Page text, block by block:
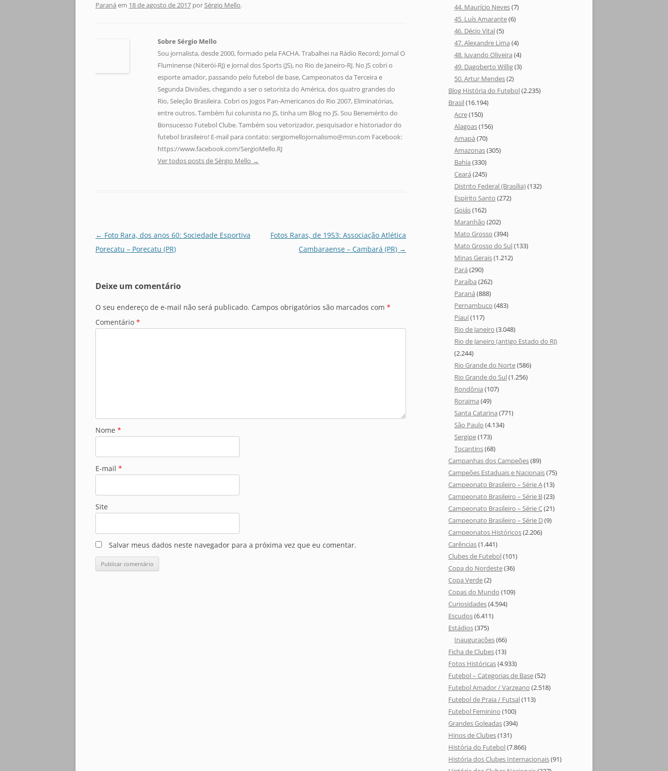
Paraná em 18 de agosto de 2017 porSérgio Mello.
Sobre Sérgio Mello
Sou jornalista, desde 2000, formado pela FACHA. Trabalhei na Rádio Record; Jornal O
Fluminense (Niterói-RJ) e Jornal dos Sports (JS), no Rio de Janeiro-RJ. No JS cobri o
esporte amador, passando pelo futebol de base, Campeonatos da Terceira e
Segunda Divisões, chegando a ser o setorista do América, dos quatro grandes do
Rio, Seleção Brasileira. Cobri os Jogos Pan-Americanos do Rio 2007, Eliminatórias,
entre outros. Também fui colunista no JS, tinha um Blog no JS. Sou Benemérito do
Bonsucesso Futebol Clube. Também sou vetorizador, pesquisador e historiador do
futebol brasileiro! E-mail para contato: sergiomellojornalismo@msn.com Facebook:
https://www.facebook.com/SergioMello.RJ
Ver todos posts de Sérgio Mello →
Navegação
de
← Foto Rara, dos anos 60: Sociedade Esportiva
Porecatu – Porecatu (PR)
Fotos Raras, de 1953: Associação Atlética
Cambaraense – Cambará (PR) →
Deixe um comentário
O seu endereço de e-mail não será publicado. Campos obrigatórios são marcados com *
Comentário *
Nome *
E-mail *
Site
Salvar meus dados neste navegador para a próxima vez que eu comentar.
44. Maurício Neves(7)
45. Luís Amarante(6)
46. Décio Vital(5)
47. Alexandre Lima (4)
48. Juvando Oliveira (4)
49. Dagoberto Willig(3)
50. Artur Mendes(2)
Blog História do Futebol(2.235)
Brasil(16.194)
Acre(150)
Alagoas(156)
Amapá (70)
Amazonas(305)
Bahia (330)
Ceará (245)
Distrito Federal (Brasília)(132)
Espírito Santo (272)
Goiás(162)
Maranhão (202)
Mato Grosso (394)
Mato Grosso do Sul(133)
Minas Gerais(1.212)
Pará (290)
Paraíba (262)
Paraná (888)
Pernambuco (483)
Piauí(117)
Rio de Janeiro (3.048)
Rio de Janeiro (antigo Estado do RJ)
(2.244)
Rio Grande do Norte(586)
Rio Grande do Sul(1.256)
Rondônia (107)
Roraima (49)
Santa Catarina (771)
São Paulo (4.134)
Sergipe(173)
Tocantins(68)
Campanhas dos Campeões(89)
Campeões Estaduais e Nacionais(75)
Campeonato Brasileiro – Série A(13)
Campeonato Brasileiro – Série B(23)
Campeonato Brasileiro – Série C(21)
Campeonato Brasileiro – Série D(9)
Campeonatos Históricos(2.206)
Carências(1.441)
Clubes de Futebol(101)
Copa do Nordeste(36)
Copa Verde(2)
Copas do Mundo (109)
Curiosidades(4.594)
Escudos(6.411)
Estádios(375)
Inaugurações(66)
Ficha de Clubes(13)
Fotos Históricas(4.933)
Futebol – Categorias de Base(52)
Futebol Amador / Varzeano (2.518)
Futebol de Praia / Futsal(113)
Futebol Feminino (100)
Grandes Goleadas(394)
Hinos de Clubes(131)
História do Futebol(7.866)
História dos Clubes Internacionais(91)